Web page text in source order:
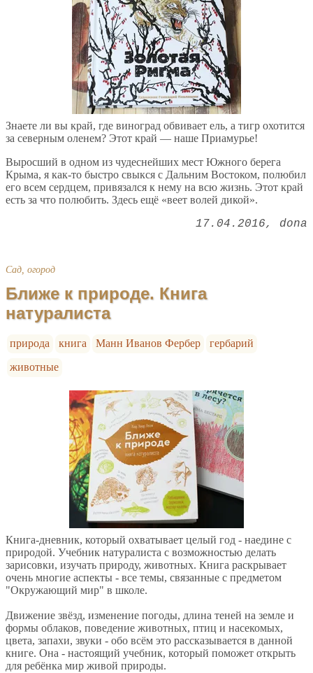
Знаете ли вы край, где виноград обвивает ель, а тигр охотится
за северным оленем? Этот край — наше Приамурье!
Выросший в одном из чудеснейших мест Южного берега
Крыма, я как-то быстро свыкся с Дальним Востоком, полюбил
его всем сердцем, привязался к нему на всю жизнь. Этот край
есть за что полюбить. Здесь ещё «веет волей дикой».
17.04.2016 dona
Сад, огород
Ближе к природе. Книга
натуралиста
природа книга Манн Иванов Фербер
гербарий
животные
Книга-дневник, который охватывает целый год - наедине с
природой. Учебник натуралиста с возможностью делать
зарисовки, изучать природу, животных. Книга раскрывает
очень многие аспекты - все темы, связанные с предметом
"Окружающий мир" в школе.
Движение звёзд, изменение погоды, длина теней на земле и
формы облаков, поведение животных, птиц и насекомых,
цвета, запахи, звуки - обо всём это рассказывается в данной
книге. Она - настоящий учебник, который поможет открыть
для ребёнка мир живой природы.